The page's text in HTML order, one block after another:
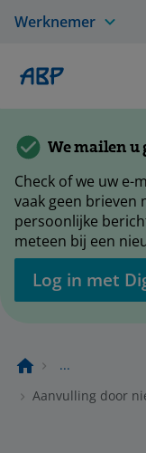
Werknemer
We mailen u
Check of we uw e-
vaak geen brieven
persoonlijke
meteen bij een
Log in met
...
Aanvulling door